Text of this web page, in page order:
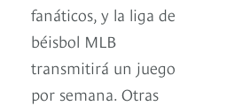
fanáticos, y la liga de
béisbol MLB
transmitirá un juego
por semana. Otras